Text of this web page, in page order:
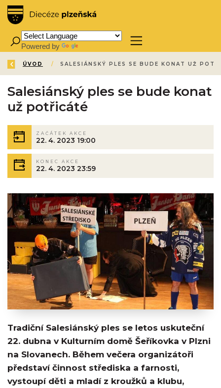
Powered by
ZPĚT
ÚVOD /
Salesiánský ples se bude konat
už potřicáté
ZAČÁTEK AKCE
22. 4. 2023 19:00
KONEC AKCE
22. 4. 2023 23:59
Tradiční Salesiánský ples se letos uskuteční
22. dubna v Kulturním domě Šeříkovka v Plzni
na Slovanech. Během večera organizátoři
představí činnost střediska a farnosti,
vystoupí děti a mladí z kroužků a klubu,